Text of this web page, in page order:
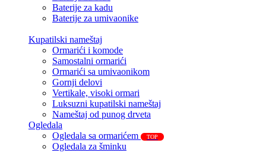
Baterije za kadu
Baterije za umivaonike
Kupatilski nameštaj
Ormarići i komode
Samostalni ormarići
Ormarići sa umivaonikom
Gornji delovi
Vertikale, visoki ormari
Luksuzni kupatilski nameštaj
Nameštaj od punog drveta
Ogledala
Ogledala sa ormarićem
TOP
Ogledala za šminku